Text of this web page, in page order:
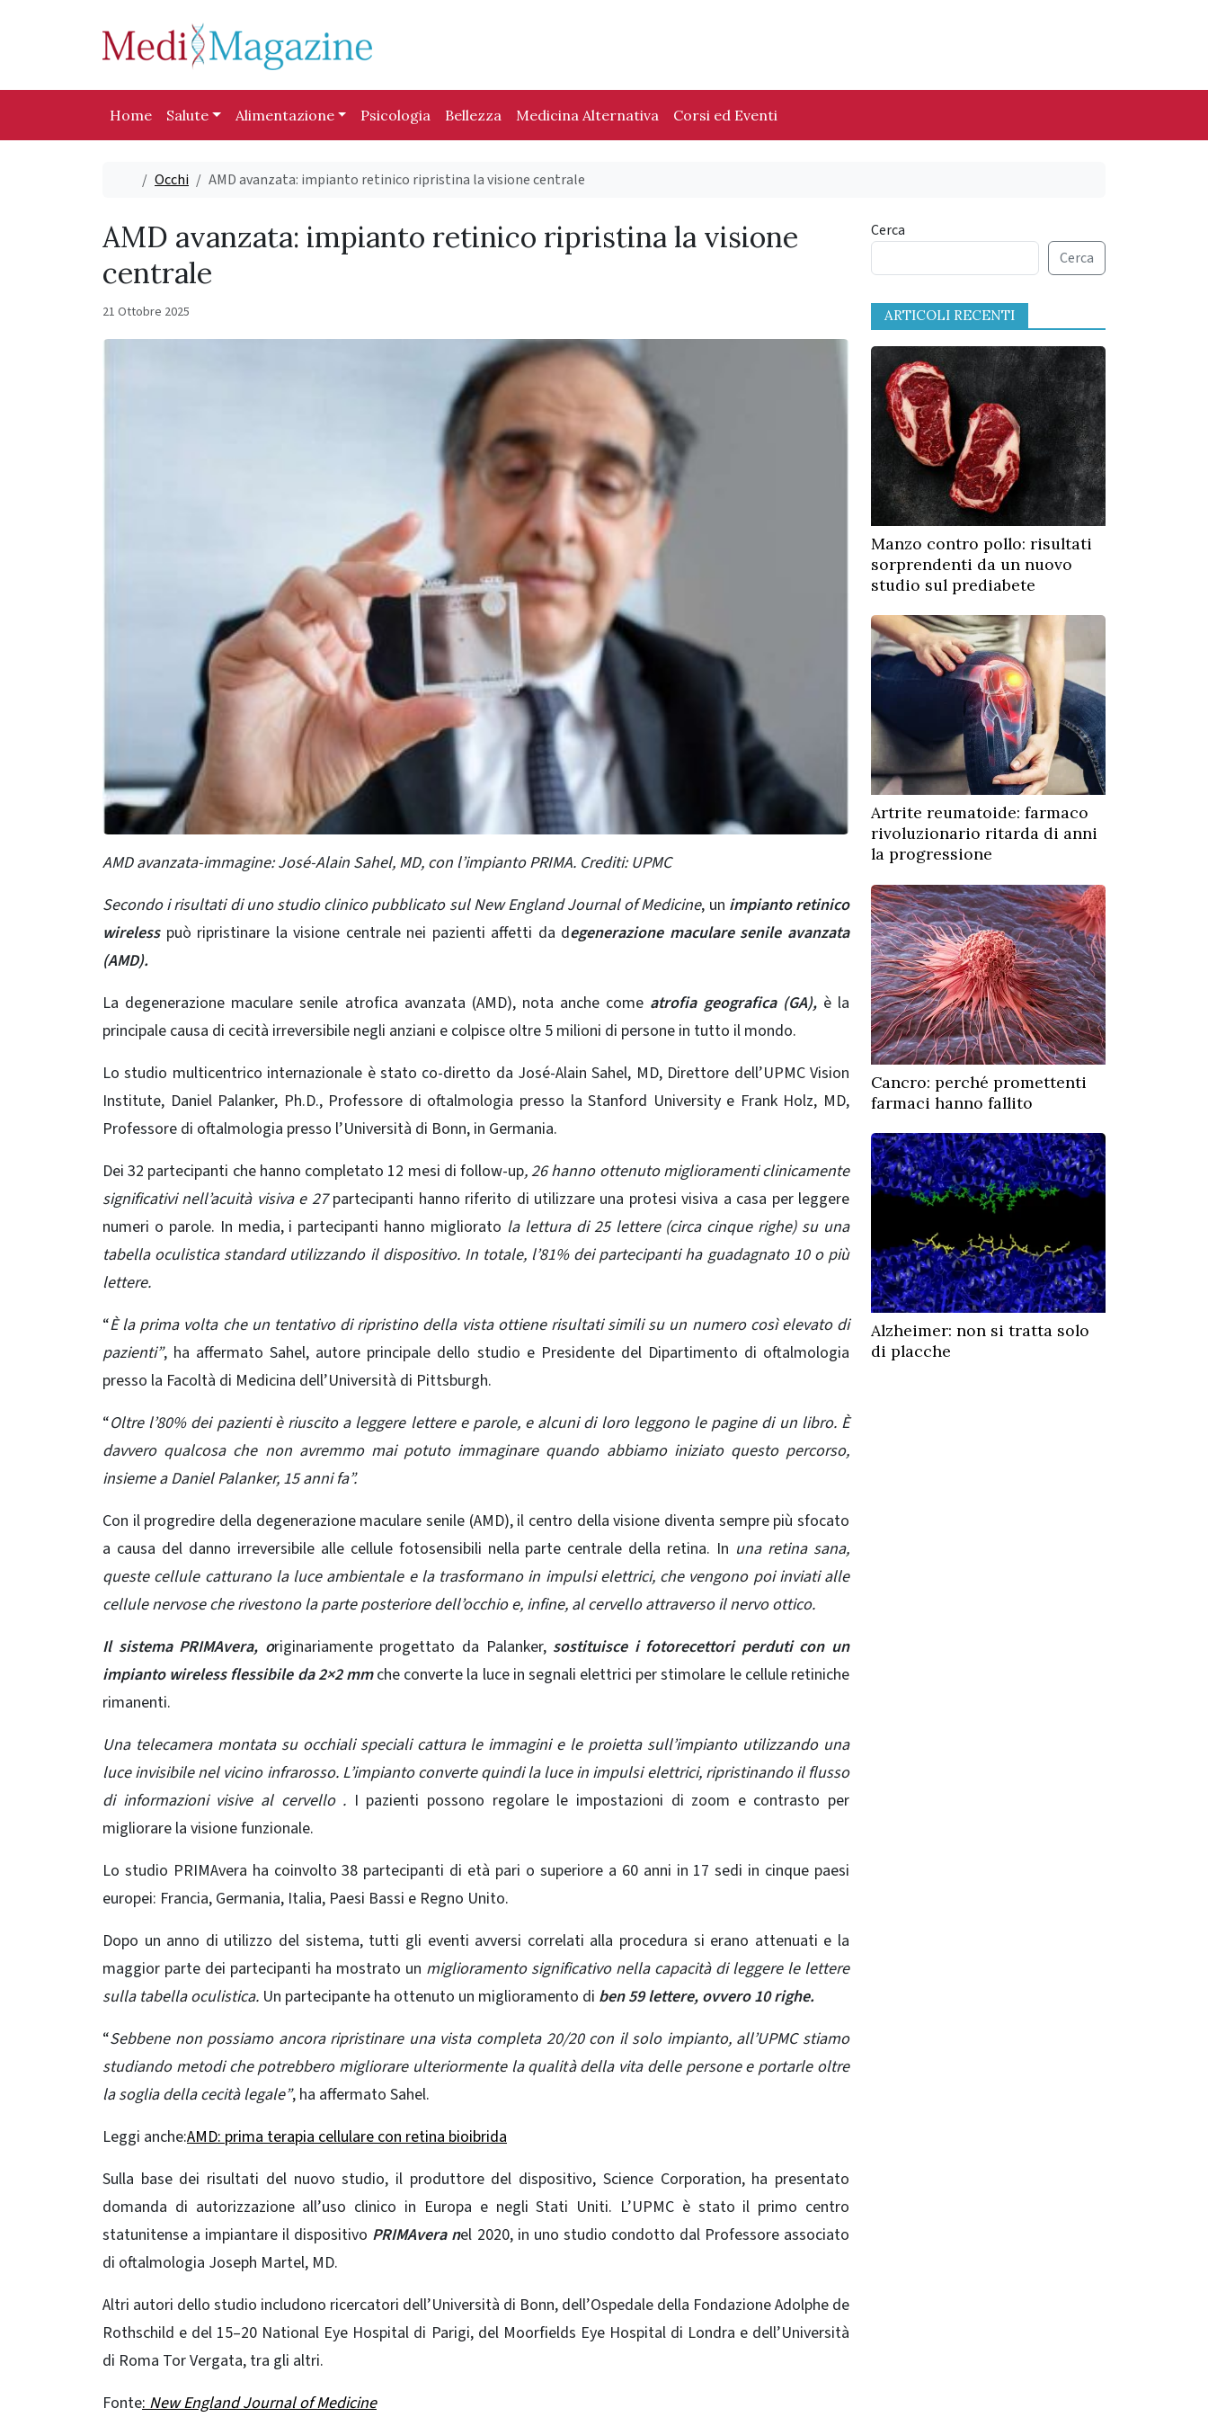
Home Salute Alimentazione Psicologia Bellezza Medicina Alternativa Corsi ed Eventi
Home
Occhi AMD avanzata: impianto retinico ripristina la visione centrale
AMD avanzata: impianto retinico ripristina la visione
centrale
21 Ottobre 2025
AMD avanzata-immagine: José-Alain Sahel, MD, con l’impianto PRIMA. Crediti: UPMC
Secondo i risultati di uno studio clinico pubblicato sul New England Journal of Medicine, un impianto retinico
wireless può ripristinare la visione centrale nei pazienti affetti da degenerazione maculare senile avanzata
(AMD).
La degenerazione maculare senile atrofica avanzata (AMD), nota anche come atrofia geografica (GA),è la
principale causa di cecità irreversibile negli anziani e colpisce oltre 5 milioni di persone in tutto il mondo.
Lo studio multicentrico internazionale è stato co-diretto da José-Alain Sahel, MD, Direttore dell’UPMC Vision
Institute, Daniel Palanker, Ph.D., Professore di oftalmologia presso la Stanford University e Frank Holz, MD,
Professore di oftalmologia presso l’Università di Bonn, in Germania.
Dei 32 partecipanti che hanno completato 12 mesi di follow-up, 26 hanno ottenuto miglioramenti clinicamente
significativi nell’acuità visivae 27partecipanti hanno riferito di utilizzare una protesi visiva a casa per leggere
numeri o parole. In media, i partecipanti hanno migliorato la lettura di 25 lettere (circa cinque righe) su una
tabella oculistica standard utilizzando il dispositivo. In totale, l’81% dei partecipanti ha guadagnato 10 o più
lettere.
“È la prima volta che un tentativo di ripristino della vista ottiene risultati simili su un numero così elevato di
pazienti”, ha affermato Sahel, autore principale dello studio e Presidente del Dipartimento di oftalmologia
presso la Facoltà di Medicina dell’Università di Pittsburgh.
“Oltre l’80% dei pazienti è riuscito a leggere lettere e parole, e alcuni di loro leggono le pagine di un libro. È
davvero qualcosa che non avremmo mai potuto immaginare quando abbiamo iniziato questo percorso,
insieme a Daniel Palanker, 15 anni fa”.
Con il progredire della degenerazione maculare senile (AMD), il centro della visione diventa sempre più sfocato
a causa del danno irreversibile alle cellule fotosensibili nella parte centrale della retina. In una retina sana,
queste cellule catturano la luce ambientalee la trasformano in impulsi elettrici, che vengono poi inviati alle
cellule nervose che rivestono la parte posteriore dell’occhio e, infine, al cervello attraverso il nervo ottico.
Il sistema PRIMAvera, originariamente progettato da Palanker, sostituisce i fotorecettori perduti con un
impianto wireless flessibile da 2×2 mmche converte la luce in segnali elettrici per stimolare le cellule retiniche
rimanenti.
Una telecamera montata su occhiali speciali cattura le immagini e le proietta sull’impianto utilizzando una
luce invisibile nel vicino infrarosso. L’impianto converte quindi la luce in impulsi elettrici, ripristinando il flusso
di informazioni visive al cervello. I pazienti possono regolare le impostazioni di zoom e contrasto per
migliorare la visione funzionale.
Lo studio PRIMAvera ha coinvolto 38 partecipanti di età pari o superiore a 60 anni in 17 sedi in cinque paesi
europei: Francia, Germania, Italia, Paesi Bassi e Regno Unito.
Dopo un anno di utilizzo del sistema, tutti gli eventi avversi correlati alla procedura si erano attenuati e la
maggior parte dei partecipanti ha mostrato un miglioramento significativo nella capacità di leggere le lettere
sulla tabella oculistica. Un partecipante ha ottenuto un miglioramento di ben 59 lettere, ovvero 10 righe.
“Sebbene non possiamo ancora ripristinare una vista completa 20/20 con il solo impianto, all’UPMC stiamo
studiando metodi che potrebbero migliorare ulteriormente la qualità della vita delle persone e portarle oltre
la soglia della cecità legale”, ha affermato Sahel.
Leggi anche:AMD: prima terapia cellulare con retina bioibrida
Sulla base dei risultati del nuovo studio, il produttore del dispositivo, Science Corporation, ha presentato
domanda di autorizzazione all’uso clinico in Europa e negli Stati Uniti. L’UPMC è stato il primo centro
statunitense a impiantare il dispositivo PRIMAvera nel 2020, in uno studio condotto dal Professore associato
di oftalmologia Joseph Martel, MD.
Altri autori dello studio includono ricercatori dell’Università di Bonn, dell’Ospedale della Fondazione Adolphe de
Rothschild e del 15–20 National Eye Hospital di Parigi, del Moorfields Eye Hospital di Londra e dell’Università
di Roma Tor Vergata, tra gli altri.
Fonte: New England Journal of Medicine
Cerca
Cerca
ARTICOLI RECENTI
Manzo contro pollo: risultati
sorprendenti da un nuovo
studio sul prediabete
Artrite reumatoide: farmaco
rivoluzionario ritarda di anni
la progressione
Cancro: perché promettenti
farmaci hanno fallito
Alzheimer: non si tratta solo
di placche